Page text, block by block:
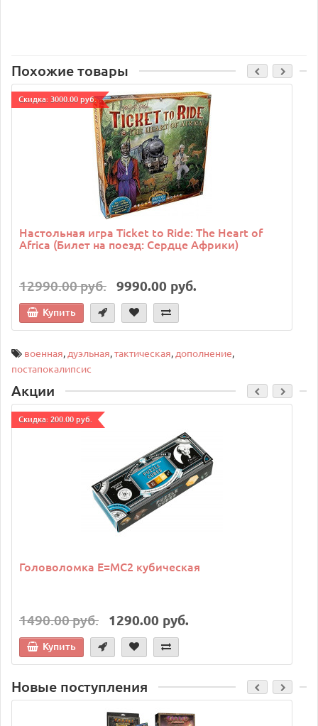
Похожие товары
Cкидка: 3000.00 руб.
Настольная игра Ticket to Ride: The Heart of
Africa (Билет на поезд: Сердце Африки)
12990.00 руб. 9990.00 руб.
Купить
военная, дуэльная,тактическая, дополнение,
постапокалипсис
Акции
Cкидка: 200.00 руб.
Головоломка E=MC2 кубическая
1490.00 руб. 1290.00 руб.
Купить
Новые поступления